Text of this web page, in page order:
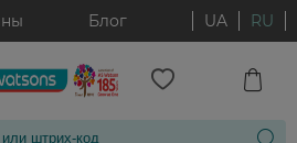
Блог UA RU